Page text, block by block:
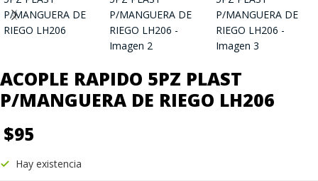
ACOPLE RAPIDO 5PZ PLAST
P/MANGUERA DE RIEGO LH206
$95
Hay existencia